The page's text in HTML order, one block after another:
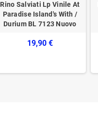
Rino Salviati Lp Vinile At
Paradise Island's With /
Durium ‎BL 7123 Nuovo
19,90 €